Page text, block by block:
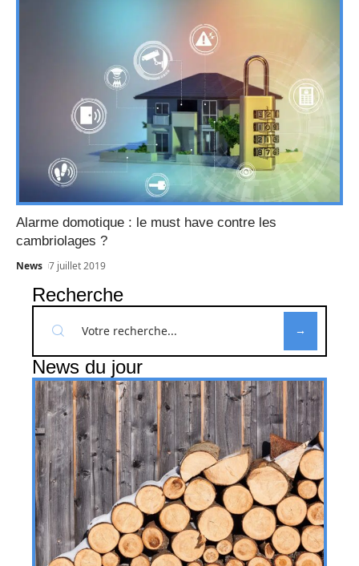
Alarme domotique : le must have contre les
cambriolages ?
News 7 juillet 2019
Recherche
News du jour